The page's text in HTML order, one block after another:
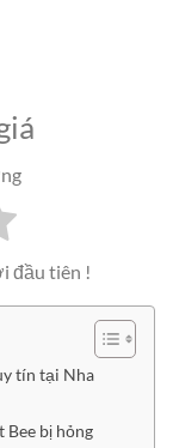
đầu tiên !
tín tại Nha
Bee bị hỏng